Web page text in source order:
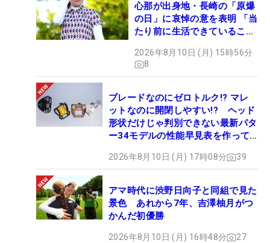
心那が出身地・長崎の「原爆
の日」に哀悼の意を表明 「当
たり前に生活できていること
2026年8月10日 (月) 15時56分
8
ブレードなのにゼロトルク!? マレ
ットなのに開閉しやすい!? ヘッド
形状だけじゃ判別できない最新パタ
ー34モデルの性能早見表を作って
2026年8月10日 (月) 17時08分 39
アマ時代に渋野日向子と同組で見た
景色 あれから7年、吉澤柚月がつ
かんだ初優勝
2026年8月10日 (月) 16時48分 27